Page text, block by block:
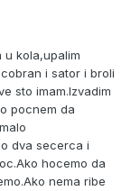
u kola,upalim
i sator i broli
sto imam.Izvadim
pocnem da
dva secerca i
hocemo da
nema ribe